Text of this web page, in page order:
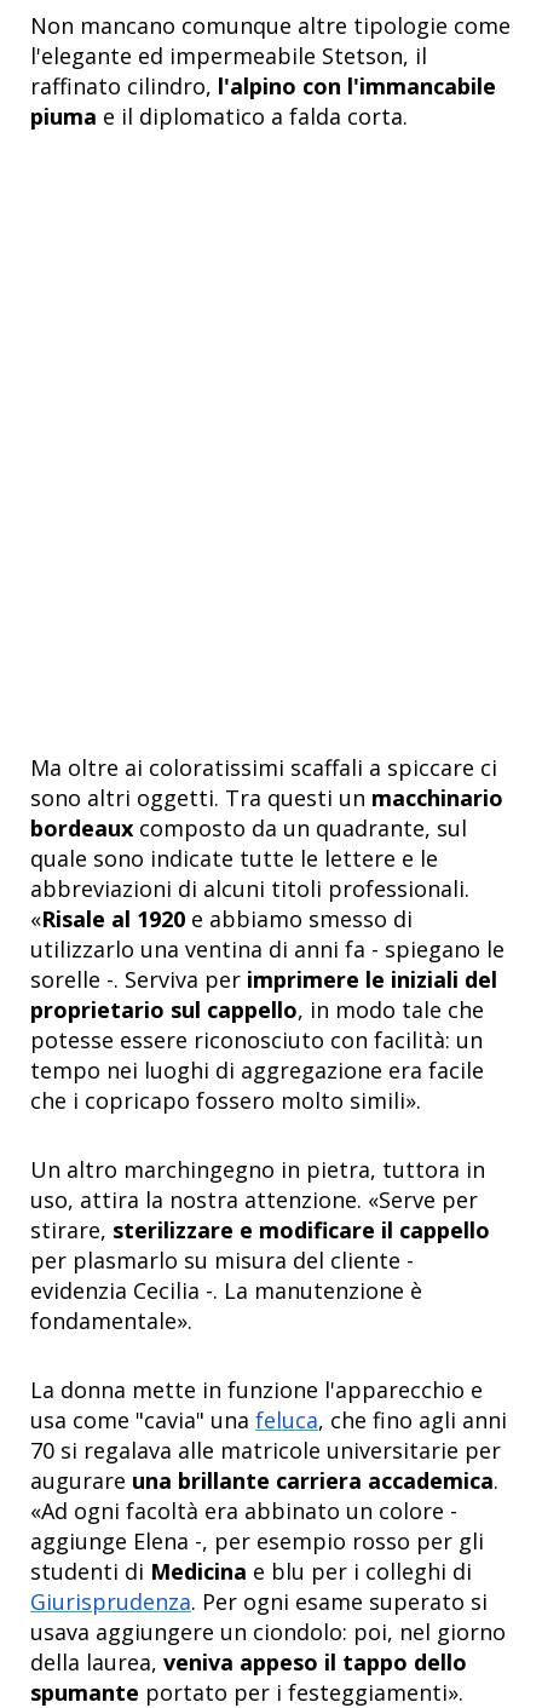
Non mancano comunque altre tipologie come
l'elegante ed impermeabile Stetson, il
raffinato cilindro, l'alpino con l'immancabile
piuma e il diplomatico a falda corta.
Ma oltre ai coloratissimi scaffali a spiccare ci
sono altri oggetti. Tra questi un macchinario
bordeaux composto da un quadrante, sul
quale sono indicate tutte le lettere e le
abbreviazioni di alcuni titoli professionali.
«Risale al 1920 e abbiamo smesso di
utilizzarlo una ventina di anni fa - spiegano le
sorelle -. Serviva per imprimere le iniziali del
proprietario sul cappello, in modo tale che
potesse essere riconosciuto con facilità: un
tempo nei luoghi di aggregazione era facile
che i copricapo fossero molto simili».
Un altro marchingegno in pietra, tuttora in
uso, attira la nostra attenzione. «Serve per
stirare, sterilizzare e modificare il cappello
per plasmarlo su misura del cliente -
evidenzia Cecilia -. La manutenzione è
fondamentale».
La donna mette in funzione l'apparecchio e
usa come "cavia" una feluca, che fino agli anni
70 si regalava alle matricole universitarie per
augurare una brillante carriera accademica.
«Ad ogni facoltà era abbinato un colore -
aggiunge Elena -, per esempio rosso per gli
studenti di Medicina e blu per i colleghi di
Giurisprudenza. Per ogni esame superato si
usava aggiungere un ciondolo: poi, nel giorno
della laurea, veniva appeso il tappo dello
spumante portato per i festeggiamenti».